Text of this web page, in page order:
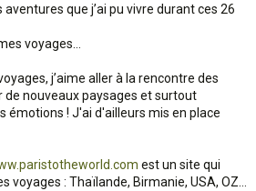
que j’ai pu vivre durant ces 26
voyages…
j’aime aller à la rencontre des
de nouveaux paysages et surtout
émotions ! J'ai d'ailleurs mis en place
est un site qui
voyages : Thaïlande, Birmanie, USA, OZ...